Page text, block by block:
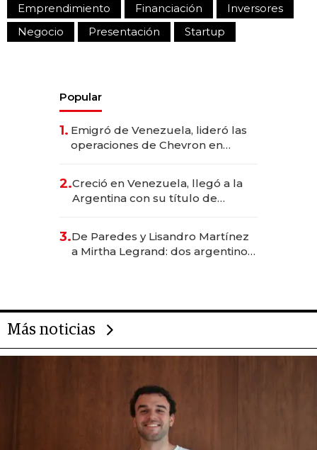
Emprendimiento Financiación
Inversores
Negocio
Presentación Startup
Popular
1. Emigró de Venezuela, lideró las
operaciones de Chevron en
2.Creció en Venezuela, llegó a la
Argentina con su título de
las marcas "fast premium"
3.De Paredes y Lisandro Martínez
a Mirtha Legrand: dos argentinos
Más noticias